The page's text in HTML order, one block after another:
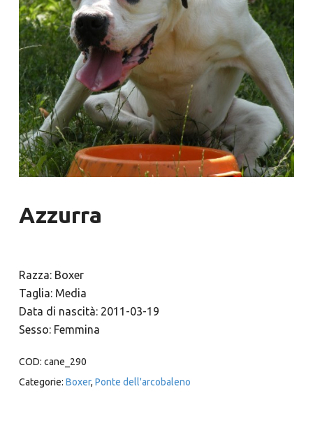
Azzurra
Razza: Boxer
Taglia: Media
Data di nascità: 2011-03-19
Sesso: Femmina
COD: cane_290
Categorie: Boxer, Ponte dell'arcobaleno